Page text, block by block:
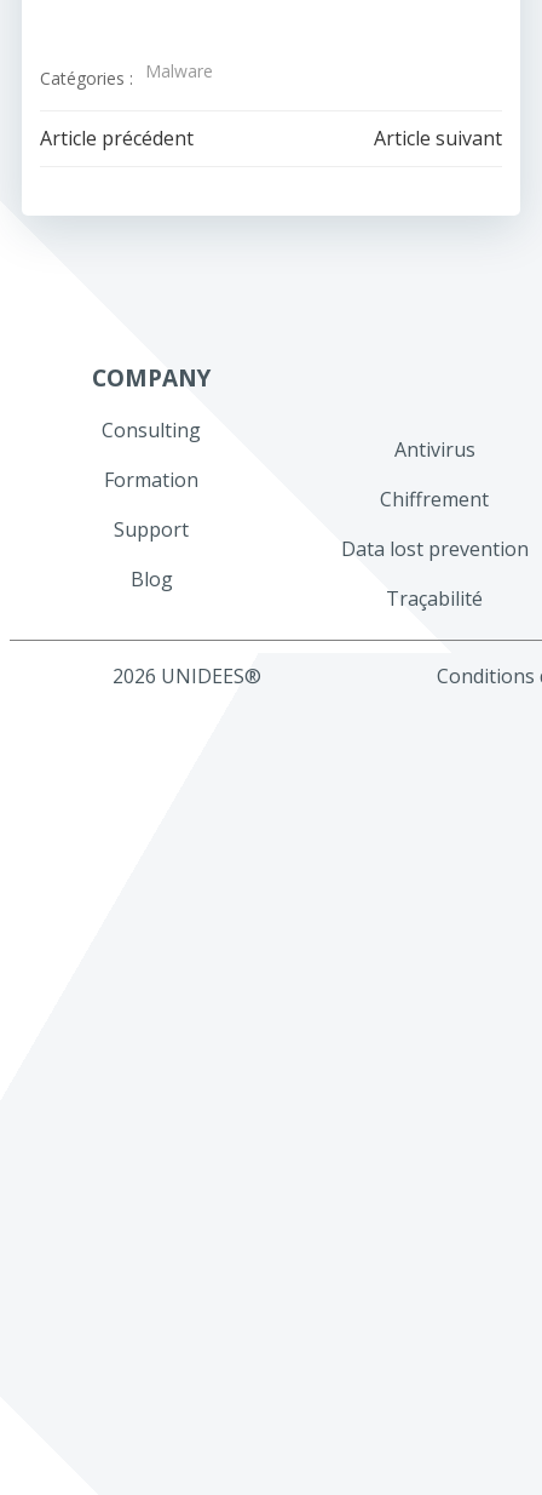
Catégories : Malware
Navigation
de
Article précédent
Navigation
de
Article suivant
COMPANY
Consulting
Formation
Support
Blog
Antivirus
Chiffrement
Data lost prevention
Traçabilité
2026 UNIDEES® Conditions